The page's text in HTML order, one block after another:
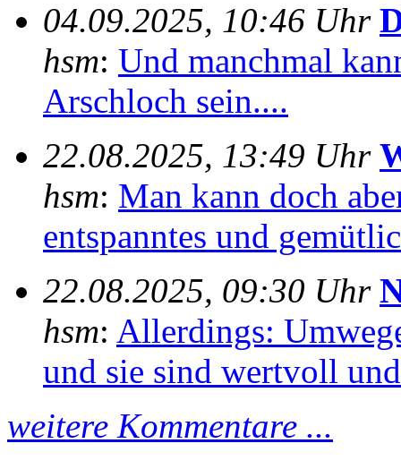
04.09.2025, 10:46 Uhr
hsm: Und manchmal
Arschloch sein....
22.08.2025, 13:49 Uhr
hsm: Man kann doch
entspanntes und
22.08.2025, 09:30 Uhr
hsm: Allerdings:
und sie sind wertvoll
weitere Kommentare ...